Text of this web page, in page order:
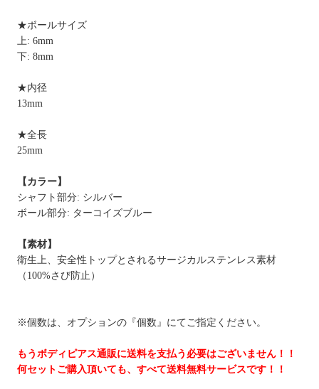
★ボールサイズ
上: 6mm
下: 8mm
★内径
13mm
★全長
25mm
【カラー】
シャフト部分: シルバー
ボール部分: ターコイズブルー
【素材】
衛生上、安全性トップとされるサージカルステンレス素材
（100%さび防止）
※個数は、オプションの『個数』にてご指定ください。
もうボディピアス通販に送料を支払う必要はございません！！
何セットご購入頂いても、すべて送料無料サービスです！！